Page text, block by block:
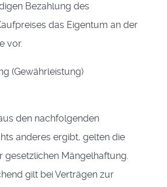
Bezahlung des
das Eigentum an der
vor.
(Gewährleistung)
den nachfolgenden
anderes ergibt, gelten die
gesetzlichen Mängelhaftung.
gilt bei Verträgen zur